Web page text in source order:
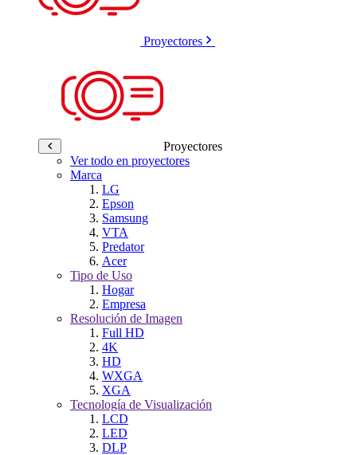
Proyectores
Proyectores
Ver todo en proyectores
Marca
LG
Epson
Samsung
VTA
Predator
Acer
Tipo de Uso
Hogar
Empresa
Resolución de Imagen
Full HD
4K
HD
WXGA
XGA
Tecnología de Visualización
LCD
LED
DLP